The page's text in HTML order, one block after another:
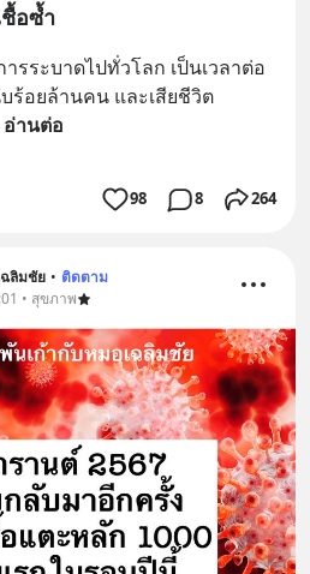
อซ้ำ
รระบาดไปทั่วโลก เป็นเวลาต่อ
ร้อยล้านคน และเสียชีวิต
อ่านต่อ
98 8 264
ลิมชัย • ติดตาม
• สุขภาพ